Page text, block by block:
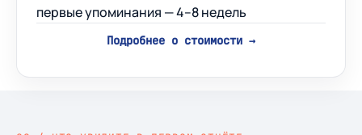
первые упоминания — 4–8 недель
Подробнее о стоимости →